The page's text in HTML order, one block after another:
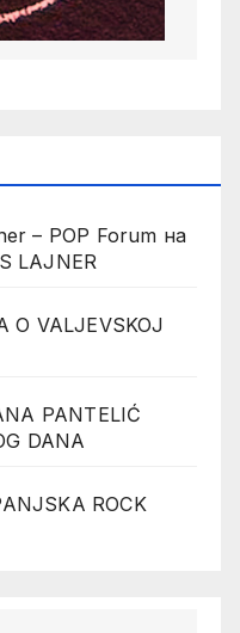
– POP Forum на
LAJNER
O VALJEVSKOJ
PANTELIĆ
DANA
ROCK